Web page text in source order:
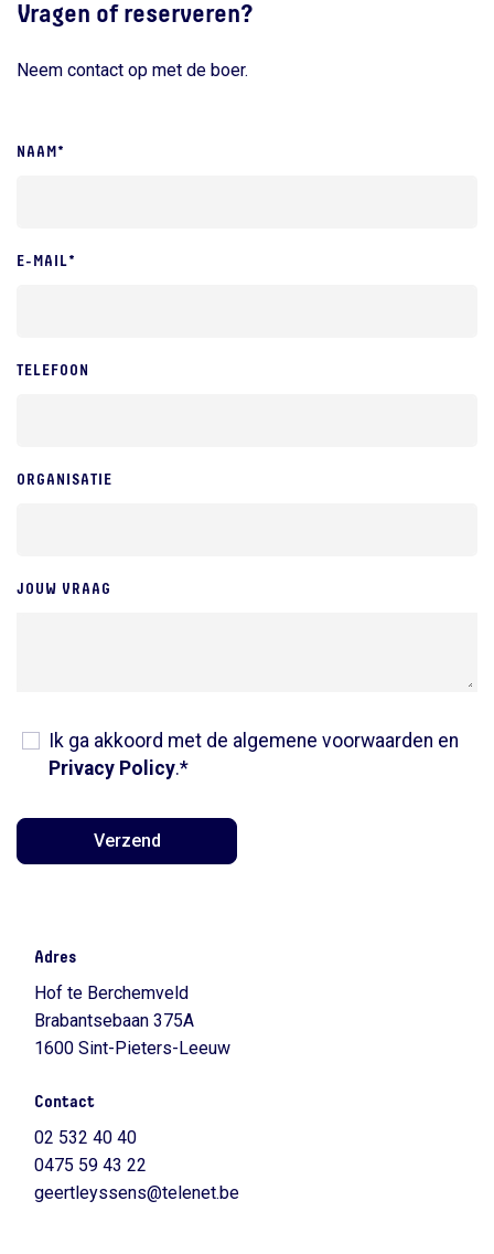
Vragen of reserveren?
Neem contact op met de boer.
NAAM*
E-MAIL*
TELEFOON
ORGANISATIE
JOUW VRAAG
Ik ga akkoord met de algemene voorwaarden en
Privacy Policy.*
Verzend
Adres
Hof te Berchemveld
Brabantsebaan 375A
1600 Sint-Pieters-Leeuw
Contact
02 532 40 40
0475 59 43 22
geertleyssens@telenet.be